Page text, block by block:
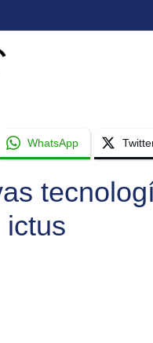
WhatsApp
ictus